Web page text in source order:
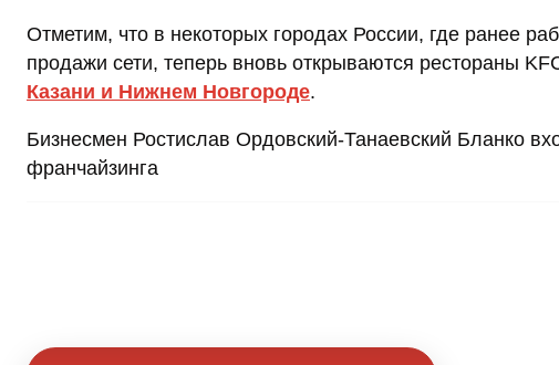
Отметим, что в некоторых городах России, где ранее
продажи сети, теперь вновь открываются рестораны
Казани и Нижнем Новгороде.
Бизнесмен Ростислав Ордовский-Танаевский Бланко
франчайзинга